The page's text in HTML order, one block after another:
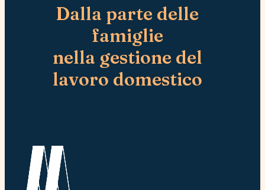
Dalla parte delle
famiglie
nella gestione del
lavoro domestico